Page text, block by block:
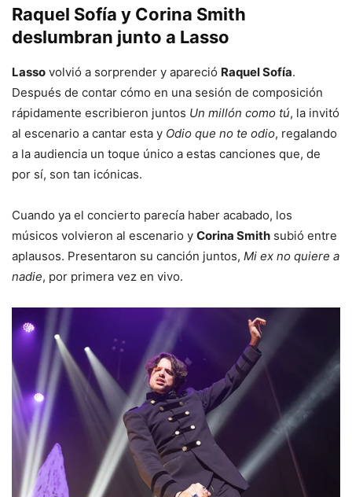
Raquel Sofía y Corina Smith
deslumbran junto a Lasso
Lasso volvió a sorprender y apareció Raquel Sofía.
Después de contar cómo en una sesión de composición
rápidamente escribieron juntos Un millón como tú, la invitó
al escenario a cantar esta y Odio que no te odio, regalando
a la audiencia un toque único a estas canciones que, de
por sí, son tan icónicas.
Cuando ya el concierto parecía haber acabado, los
músicos volvieron al escenario y Corina Smith subió entre
aplausos. Presentaron su canción juntos, Mi ex no quiere a
nadie, por primera vez en vivo.